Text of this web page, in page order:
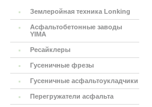
Землеройная техника Lonking
Асфальтобетонные заводы
YIMA
Ресайклеры
Гусеничные фрезы
Гусеничные асфальтоукладчики
Перегружатели асфальта